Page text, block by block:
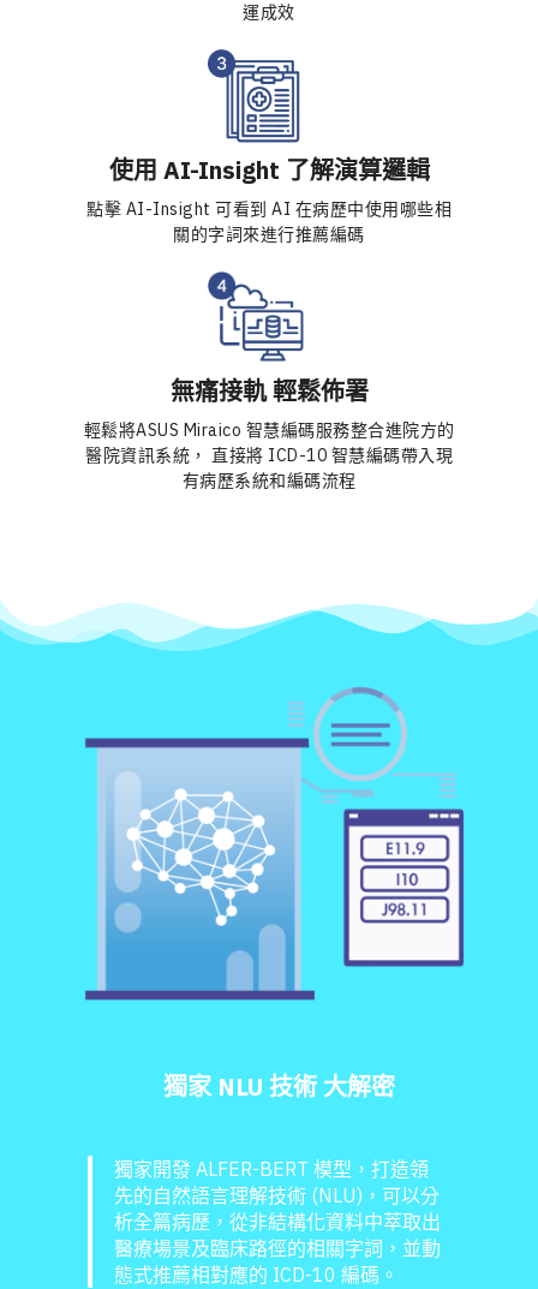
運成效
使用 AI-Insight 了解演算邏輯
點擊 AI-Insight 可看到 AI 在病歷中使用哪些相
關的字詞來進行推薦編碼
無痛接軌 輕鬆佈署
輕鬆將ASUS Miraico 智慧編碼服務整合進院方的
醫院資訊系統， 直接將 ICD-10 智慧編碼帶入現
有病歷系統和編碼流程
獨家 NLU 技術 大解密
獨家開發 ALFER-BERT 模型，打造領
先的自然語言理解技術 (NLU)，可以分
析全篇病歷，從非結構化資料中萃取出
醫療場景及臨床路徑的相關字詞，並動
態式推薦相對應的 ICD-10 編碼。